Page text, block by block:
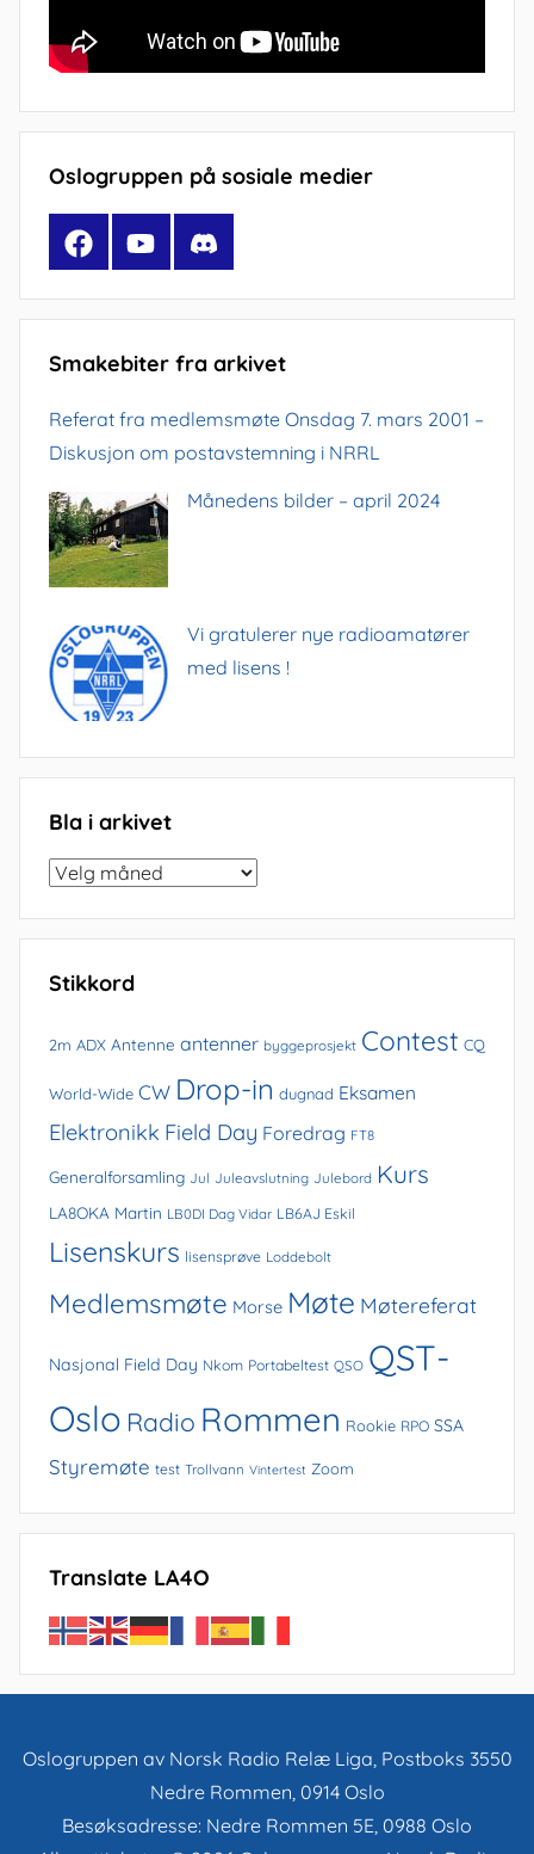
Oslogruppen på sosiale medier
FacebookYouTubeDiscord
Smakebiter fra arkivet
Referat fra medlemsmøte Onsdag 7. mars 2001 –
Diskusjon om postavstemning i NRRL
Månedens bilder – april 2024
Vi gratulerer nye radioamatører
med lisens !
Bla i arkivet
Bla
arkivet
Stikkord
2m ADX Antenne antenner byggeprosjekt Contest CQ
World-Wide CW Drop-in dugnad Eksamen
Elektronikk Field Day Foredrag FT8
Generalforsamling Jul Juleavslutning Julebord Kurs
LA8OKA Martin LB0DI Dag Vidar LB6AJ Eskil
Lisenskurs lisensprøve Loddebolt
Medlemsmøte Morse Møte Møtereferat
Nasjonal Field Day Nkom Portabeltest QSO QST-
Oslo Radio Rommen Rookie RPO SSA
Styremøte test Trollvann Vintertest Zoom
Translate LA4O
Oslogruppen av Norsk Radio Relæ Liga, Postboks 3550
Nedre Rommen, 0914 Oslo
Besøksadresse: Nedre Rommen 5E, 0988 Oslo